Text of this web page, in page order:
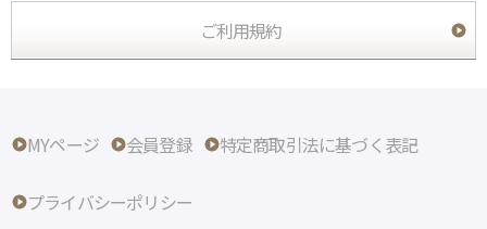
ご利用規約
MYページ 会員登録 特定商取引法に基づく表記
プライバシーポリシー